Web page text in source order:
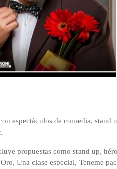
espectáculos de comedia, stand
propuestas como stand up,
Una clase especial, Teneme